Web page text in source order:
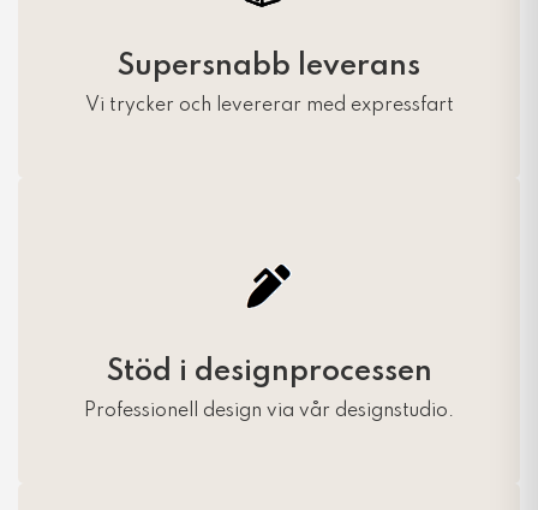
Supersnabb leverans
Vi trycker och levererar med expressfart
Stöd i designprocessen
Professionell design via vår designstudio.